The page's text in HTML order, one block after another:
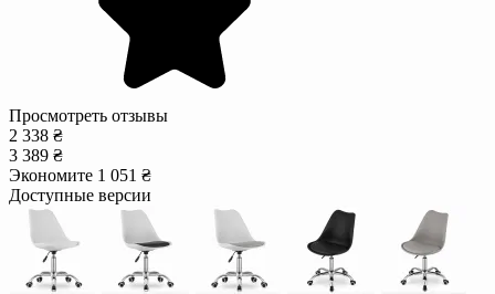
Просмотреть отзывы
2 338 ₴
3 389 ₴
Экономите 1 051 ₴
Доступные версии